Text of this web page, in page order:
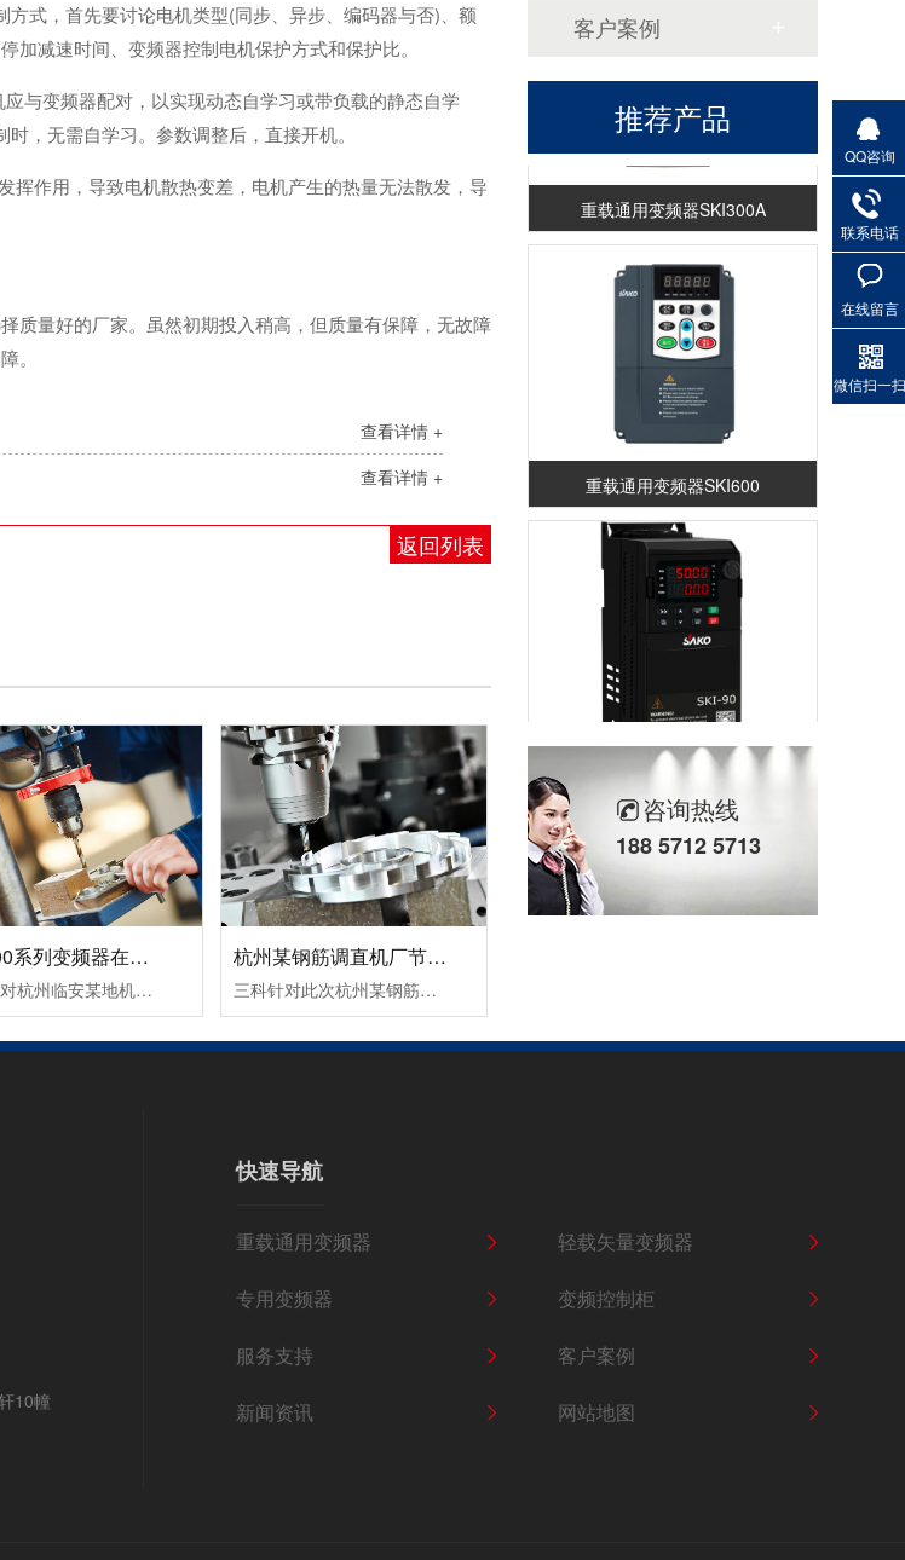
式，首先要讨论电机类型(同步、异步、编码器与否)、额
减速时间、变频器控制电机保护方式和保护比。
与变频器配对，以实现动态自学习或带负载的静态自学
，无需自学习。参数调整后，直接开机。
作用，导致电机散热变差，电机产生的热量无法散发，导
质量好的厂家。虽然初期投入稍高，但质量有保障，无故障
。
查看详情 +
查看详情 +
返回列表
SKI600系列变频器在杭州临安某机械设备生产企业中的应用案例！
三科针对杭州临安某地机械设备生产企业设计了SKI600系列变频器在卧式木工带锯机上的应用所采取的设备加工工艺及控制方案：其工作过程为跑车工作台以一定的速度运行一段距离，此速度通常是慢速行进，由PLC给变频器启动和多段速信号，变频器带动跑车工作台电机以低速行进；当锯条进至木头大概5公分左右的位置后，PLC.....
杭州某钢筋调直机厂节能变频器改造案例！
三科针对此次杭州某钢筋调直机厂节能变频器改造案例中提出以下三个结论：1，降低设备启动电流，让电网电压更稳定，大大缓解了电源容量紧张传统钢筋调直机无变频器启动时的电流等于(4-7)倍额定电流，这样会对机电设备和供电电网造成严重的冲击，而且还会对电网容量要求过高。变频器具有上电电机检测、输入输出缺相保护......
客户案例
推荐产品
重载通用变频器SKI300A
重载通用变频器SKI600
重载通用变频器SKI-90
轻载矢量变频器SKI790
咨询热线
188 5712 5713
10幢
快速导航
重载通用变频器 轻载矢量变频器
专用变频器 变频控制柜
服务支持 客户案例
新闻资讯 网站地图
QQ咨询
联系电话
在线留言
微信扫一扫